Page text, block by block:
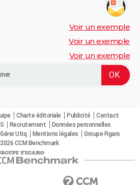
Voir un exemple
Voir un exemple
Voir un exemple
Charte éditoriale Publicité
Contact
Recrutement
Données personnelles
Gérer Utiq Mentions légales
Groupe Figaro
CCM Benchmark